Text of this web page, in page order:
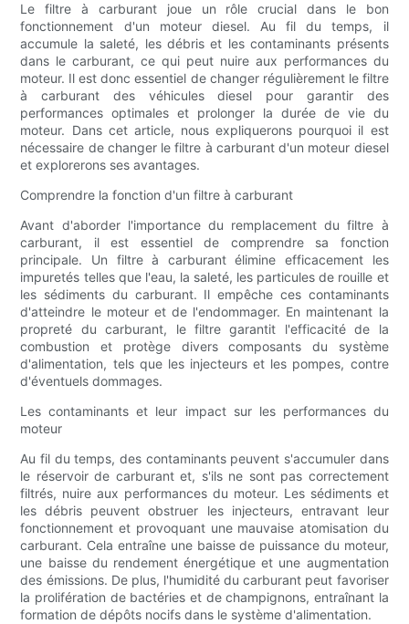
Le filtre à carburant joue un rôle crucial dans le bon
fonctionnement d'un moteur diesel. Au fil du temps, il
accumule la saleté, les débris et les contaminants présents
dans le carburant, ce qui peut nuire aux performances du
moteur. Il est donc essentiel de changer régulièrement le filtre
à carburant des véhicules diesel pour garantir des
performances optimales et prolonger la durée de vie du
moteur. Dans cet article, nous expliquerons pourquoi il est
nécessaire de changer le filtre à carburant d'un moteur diesel
et explorerons ses avantages.
Comprendre la fonction d'un filtre à carburant
Avant d'aborder l'importance du remplacement du filtre à
carburant, il est essentiel de comprendre sa fonction
principale. Un filtre à carburant élimine efficacement les
impuretés telles que l'eau, la saleté, les particules de rouille et
les sédiments du carburant. Il empêche ces contaminants
d'atteindre le moteur et de l'endommager. En maintenant la
propreté du carburant, le filtre garantit l'efficacité de la
combustion et protège divers composants du système
d'alimentation, tels que les injecteurs et les pompes, contre
d'éventuels dommages.
Les contaminants et leur impact sur les performances du
moteur
Au fil du temps, des contaminants peuvent s'accumuler dans
le réservoir de carburant et, s'ils ne sont pas correctement
filtrés, nuire aux performances du moteur. Les sédiments et
les débris peuvent obstruer les injecteurs, entravant leur
fonctionnement et provoquant une mauvaise atomisation du
carburant. Cela entraîne une baisse de puissance du moteur,
une baisse du rendement énergétique et une augmentation
des émissions. De plus, l'humidité du carburant peut favoriser
la prolifération de bactéries et de champignons, entraînant la
formation de dépôts nocifs dans le système d'alimentation.